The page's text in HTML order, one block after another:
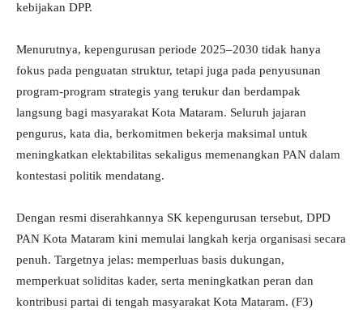
kebijakan DPP.
Menurutnya, kepengurusan periode 2025–2030 tidak hanya
fokus pada penguatan struktur, tetapi juga pada penyusunan
program-program strategis yang terukur dan berdampak
langsung bagi masyarakat Kota Mataram. Seluruh jajaran
pengurus, kata dia, berkomitmen bekerja maksimal untuk
meningkatkan elektabilitas sekaligus memenangkan PAN dalam
kontestasi politik mendatang.
Dengan resmi diserahkannya SK kepengurusan tersebut, DPD
PAN Kota Mataram kini memulai langkah kerja organisasi secara
penuh. Targetnya jelas: memperluas basis dukungan,
memperkuat soliditas kader, serta meningkatkan peran dan
kontribusi partai di tengah masyarakat Kota Mataram. (F3)